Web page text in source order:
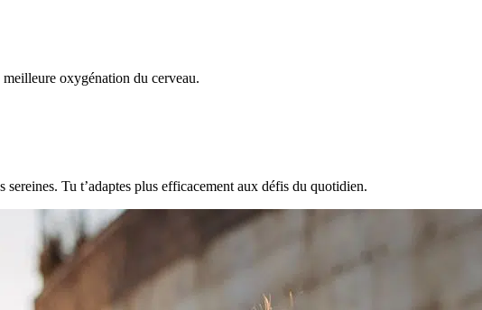
meilleure oxygénation du cerveau.
Tu t’adaptes plus efficacement aux défis du quotidien.